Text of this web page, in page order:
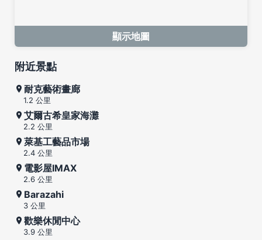
顯示地圖
附近景點
耐克藝術畫廊
1.2 公里
艾爾古希皇家海灘
2.2 公里
萊基工藝品市場
2.4 公里
電影屋IMAX
2.6 公里
Barazahi
3 公里
歡樂休閒中心
3.9 公里